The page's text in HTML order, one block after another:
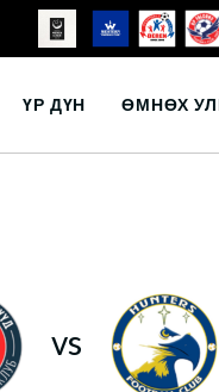
ҮР ДҮН ӨМНӨХ
vs